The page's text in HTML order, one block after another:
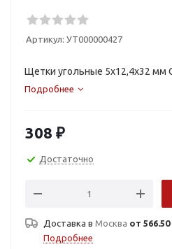
Артикул: УТ000000427
Щетки угольные 5х12,4х32 мм
Подробнее
308 ₽
Достаточно
Доставка в Москва от 566.50
Подробнее